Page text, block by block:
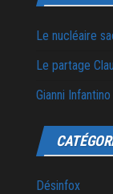
Le nucléaire
Le partage
Gianni
Désinfox